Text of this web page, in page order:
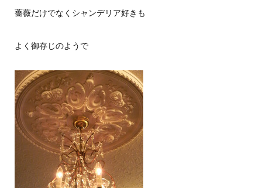
薔薇だけでなくシャンデリア好きも
よく御存じのようで